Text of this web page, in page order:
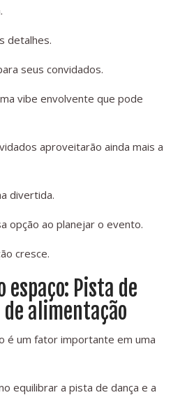
detalhes.
seus convidados.
vibe envolvente que pode
aproveitarão ainda mais a
divertida.
opção ao planejar o evento.
cresce.
espaço: Pista de
alimentação
é um fator importante em uma
equilibrar a pista de dança e a